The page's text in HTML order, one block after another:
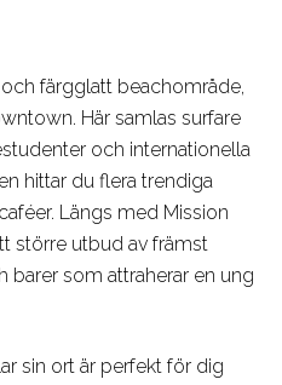
färgglatt beachområde,
Här samlas surfare
och internationella
hittar du flera trendiga
Längs med Mission
större utbud av främst
barer som attraherar en ung
sin ort är perfekt för dig